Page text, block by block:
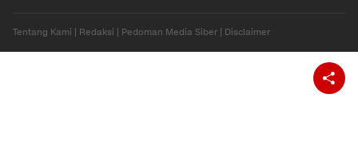
Tentang Kami | Redaksi | Pedoman Media Siber | Disclaimer